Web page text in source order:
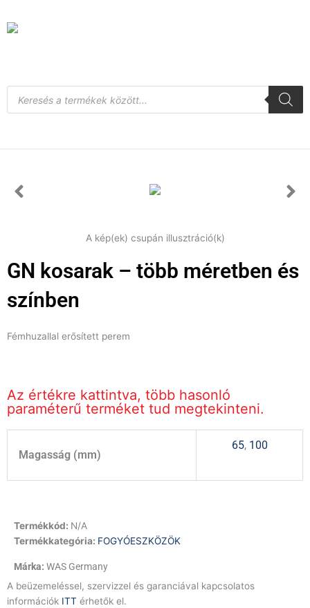
to
Products
search
A kép(ek) csupán illusztráció(k)
GN kosarak – több méretben és
színben
Fémhuzallal erősített perem
Az értékre kattintva, több hasonló
paraméterű terméket tud megtekinteni.
Magasság (mm)
65, 100
Termékkód: N/A
Termékkategória: FOGYÓESZKÖZÖK
WAS Germany
A beüzemeléssel, szervizzel és garanciával kapcsolatos
információk ITT érhetők el.